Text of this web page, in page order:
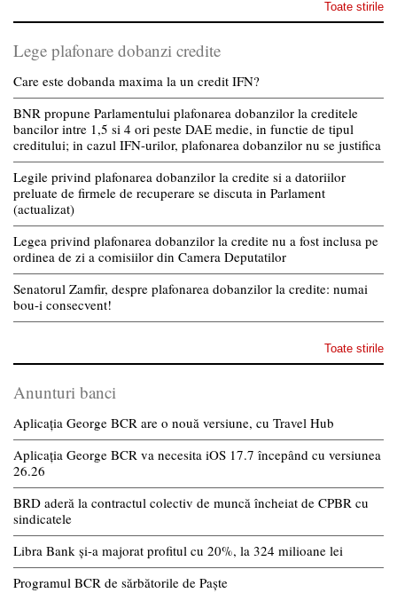
Toate stirile
Lege plafonare dobanzi credite
Care este dobanda maxima la un credit IFN?
BNR propune Parlamentului plafonarea dobanzilor la creditele
bancilor intre 1,5 si 4 ori peste DAE medie, in functie de tipul
creditului; in cazul IFN-urilor, plafonarea dobanzilor nu se justifica
Legile privind plafonarea dobanzilor la credite si a datoriilor
preluate de firmele de recuperare se discuta in Parlament
(actualizat)
Legea privind plafonarea dobanzilor la credite nu a fost inclusa pe
ordinea de zi a comisiilor din Camera Deputatilor
Senatorul Zamfir, despre plafonarea dobanzilor la credite: numai
bou-i consecvent!
Toate stirile
Anunturi banci
Aplicația George BCR are o nouă versiune, cu Travel Hub
Aplicația George BCR va necesita iOS 17.7 începând cu versiunea
26.26
BRD aderă la contractul colectiv de muncă încheiat de CPBR cu
sindicatele
Libra Bank și-a majorat profitul cu 20%, la 324 milioane lei
Programul BCR de sărbătorile de Paște